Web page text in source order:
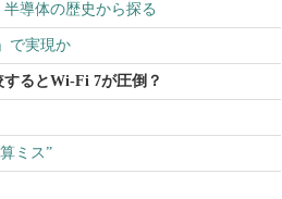
導体の歴史から探る
で実現か
るとWi-Fi 7が圧倒？
ミス”